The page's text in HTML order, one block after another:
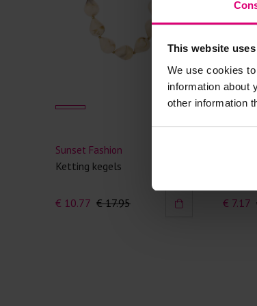
This website
We use cookies
information about
other information
Sunset Fashion
Ketting kegels
€ 10.77 € 17.95 € 7.17